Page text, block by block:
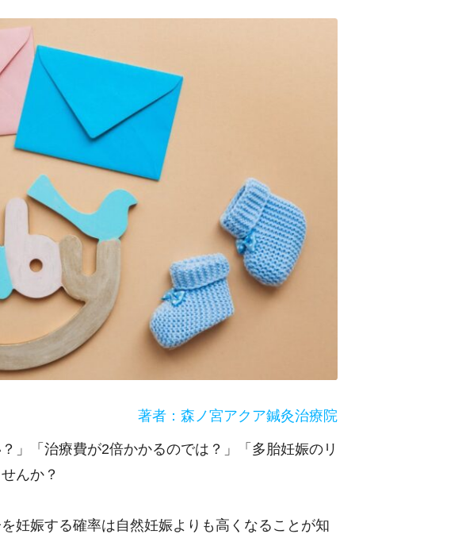
著者：森ノ宮アクア鍼灸治療院
」「治療費が2倍かかるのでは？」「多胎妊娠のリ
んか？
妊娠する確率は自然妊娠よりも高くなることが知